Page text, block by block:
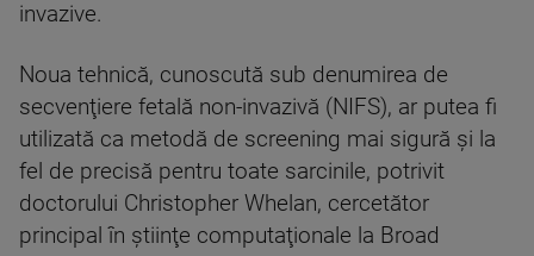
invazive.
Noua tehnică, cunoscută sub denumirea de
secvenţiere fetală non-invazivă (NIFS), ar putea fi
utilizată ca metodă de screening mai sigură şi la
fel de precisă pentru toate sarcinile, potrivit
doctorului Christopher Whelan, cercetător
principal în ştiinţe computaţionale la Broad